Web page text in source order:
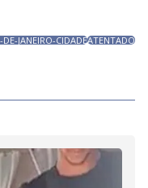
DE-JANEIRO-CIDADEATENTADO